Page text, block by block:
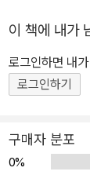
이다. 이 책 ‘북한 정권 붕괴 가능성과 대비’는 일종의 전략서에 가깝
다. 또 한반도의
도 하다. 게다가
것이 아니라, 북
다. 북한 급변 발
정은 체제로의
이 책에 내가
로그인하면 내
로그인하기
구매자 분포
0%